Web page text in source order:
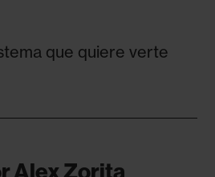
que quiere verte
Alex Zorita